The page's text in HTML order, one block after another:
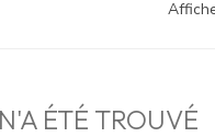
ÉTÉ TROUVÉ